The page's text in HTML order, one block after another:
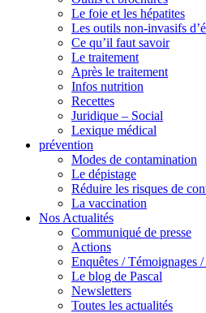
Le foie et les hépatites
Les outils non-invasifs
Ce qu’il faut savoir
Le traitement
Après le traitement
Infos nutrition
Recettes
Juridique – Social
Lexique médical
prévention
Modes de contamination
Le dépistage
Réduire les risques de
La vaccination
Nos Actualités
Communiqué de presse
Actions
Enquêtes / Témoignages
Le blog de Pascal
Newsletters
Toutes les actualités